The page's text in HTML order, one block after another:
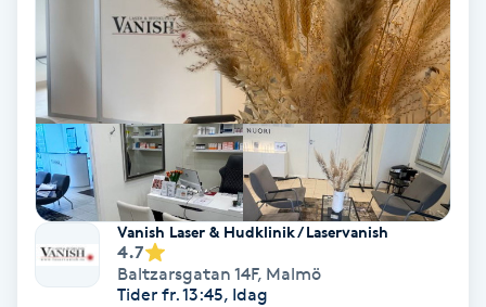
Gellack med förstärkning
Gravidmassage
Gravidyoga
Gruppträning
Vanish Laser & Hudklinik / Laservanish
4.7
Baltzarsgatan 14F, Malmö
Tider fr. 13:45, Idag